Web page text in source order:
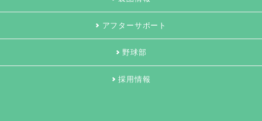
アフターサポート
野球部
採用情報